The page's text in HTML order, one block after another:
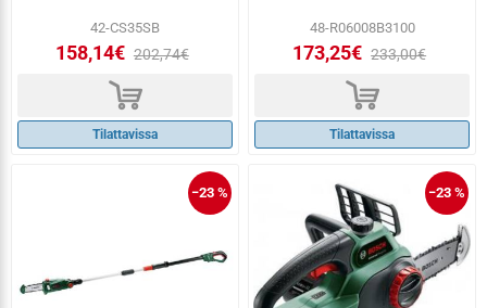
42-CS35SB
158,14€ 202,74€
d
Tilattavissa
48-R06008B3100
173,25€ 233,00€
d
Tilattavissa
−23 % −23 %